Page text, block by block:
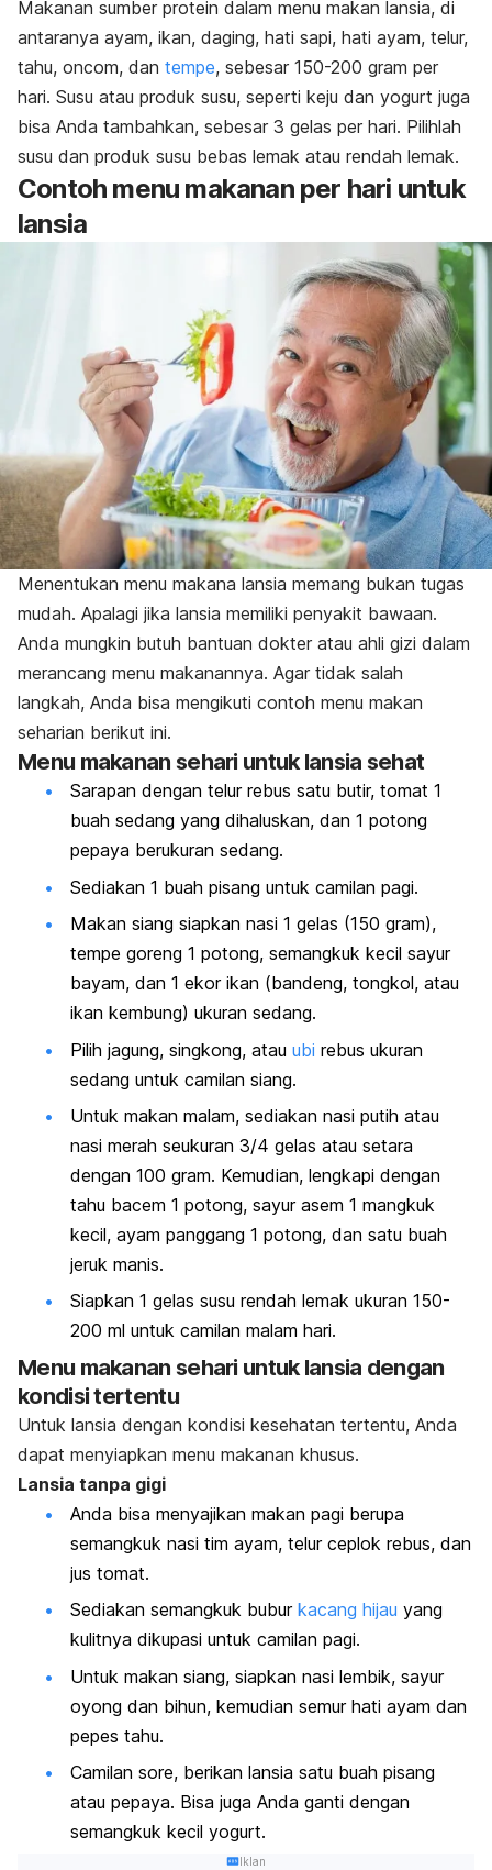
Makanan sumber protein dalam menu makan lansia, di
antaranya ayam, ikan, daging, hati sapi, hati ayam, telur,
tahu, oncom, dan tempe, sebesar 150-200 gram per
hari. Susu atau produk susu, seperti keju dan yogurt juga
bisa Anda tambahkan, sebesar 3 gelas per hari. Pilihlah
susu dan produk susu bebas lemak atau rendah lemak.
Contoh menu makanan per hari untuk
lansia
Menentukan menu makana lansia memang bukan tugas
mudah. Apalagi jika lansia memiliki penyakit bawaan.
Anda mungkin butuh bantuan dokter atau ahli gizi dalam
merancang menu makanannya. Agar tidak salah
langkah, Anda bisa mengikuti contoh menu makan
seharian berikut ini.
Menu makanan sehari untuk lansia sehat
Sarapan dengan telur rebus satu butir, tomat 1
buah sedang yang dihaluskan, dan 1 potong
pepaya berukuran sedang.
Sediakan 1 buah pisang untuk camilan pagi.
Makan siang siapkan nasi 1 gelas (150 gram),
tempe goreng 1 potong, semangkuk kecil sayur
bayam, dan 1 ekor ikan (bandeng, tongkol, atau
ikan kembung) ukuran sedang.
Pilih jagung, singkong, atau ubi rebus ukuran
sedang untuk camilan siang.
Untuk makan malam, sediakan nasi putih atau
nasi merah seukuran 3/4 gelas atau setara
dengan 100 gram. Kemudian, lengkapi dengan
tahu bacem 1 potong, sayur asem 1 mangkuk
kecil, ayam panggang 1 potong, dan satu buah
jeruk manis.
Siapkan 1 gelas susu rendah lemak ukuran 150-
200 ml untuk camilan malam hari.
Menu makanan sehari untuk lansia dengan
kondisi tertentu
Untuk lansia dengan kondisi kesehatan tertentu, Anda
dapat menyiapkan menu makanan khusus.
Lansia tanpa gigi
Anda bisa menyajikan makan pagi berupa
semangkuk nasi tim ayam, telur ceplok rebus, dan
jus tomat.
Sediakan semangkuk bubur kacang hijau yang
kulitnya dikupasi untuk camilan pagi.
Untuk makan siang, siapkan nasi lembik, sayur
oyong dan bihun, kemudian semur hati ayam dan
pepes tahu.
Camilan sore, berikan lansia satu buah pisang
atau pepaya. Bisa juga Anda ganti dengan
semangkuk kecil yogurt.
Iklan